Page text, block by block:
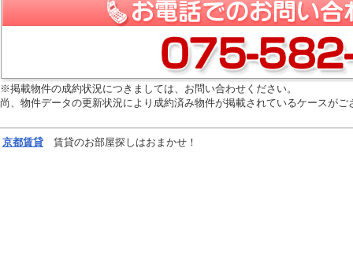
※掲載物件の成約状況につきましては、お問い合わせください。
尚、物件データの更新状況により成約済み物件が掲載されているケースが
京都賃貸 賃貸のお部屋探しはおまかせ！